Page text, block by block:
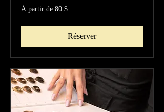
À
partir
À partir de 80 $
Réserver